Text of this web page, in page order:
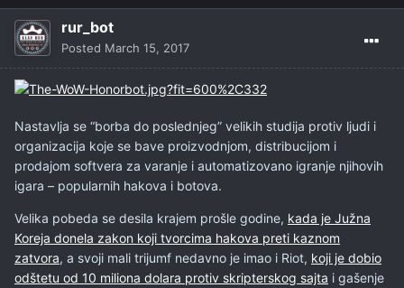
rur_bot
Posted March 15, 2017
Nastavlja se “borba do poslednjeg” velikih studija protiv ljudi i
organizacija koje se bave proizvodnjom, distribucijom i
prodajom softvera za varanje i automatizovano igranje njihovih
igara – popularnih hakova i botova.
Velika pobeda se desila krajem prošle godine, kada je Južna
Koreja donela zakon koji tvorcima hakova preti kaznom
zatvora, a svoji mali trijumf nedavno je imao i Riot, koji je dobio
odštetu od 10 miliona dolara protiv skripterskog sajta i gašenje